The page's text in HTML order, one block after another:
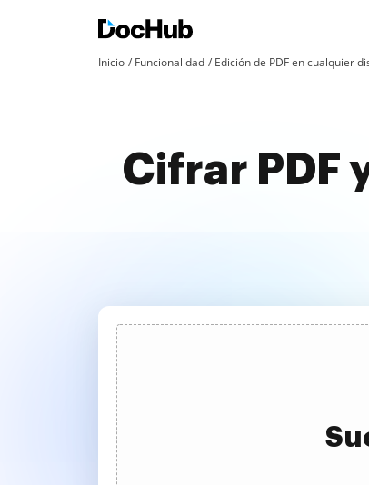
Inicio Funcionalidad Edición de PDF en cualquier
Cifrar PDF